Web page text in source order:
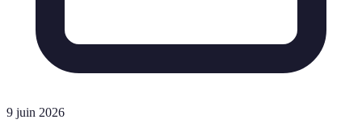
9 juin 2026